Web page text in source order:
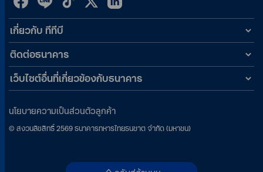
เกี่ยวกับ ทีทีบี
ติดต่อธนาคาร
เว็บไซต์อื่นที่เกี่ยวข้องกับธนาคาร
© สงวนลิขสิทธิ์2569ธนาคารทหารไทยธนชาต จำกัด (มหาชน)
นโยบายความเป็นส่วนตัวลูกค้า